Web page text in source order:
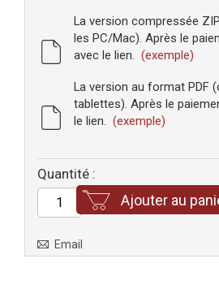
La version compressée
les PC/Mac). Après le
avec le lien. (exemple)
La version au format PDF
tablettes). Après le
le lien. (exemple)
Quantité :
Ajouter au
Email